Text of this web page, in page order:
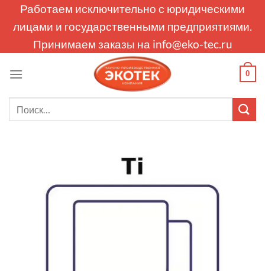
Работаем исключительно с юридическими
лицами и государственными предприятиями.
Принимаем заказы на info@eko-tec.ru
0